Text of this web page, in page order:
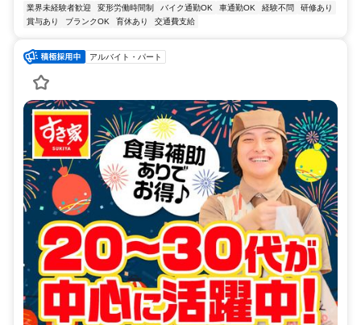
業界未経験者歓迎 変形労働時間制 バイク通勤OK 車通勤OK 経験不問
研修あり
賞与あり
ブランクOK 育休あり 交通費支給
アルバイト・パート